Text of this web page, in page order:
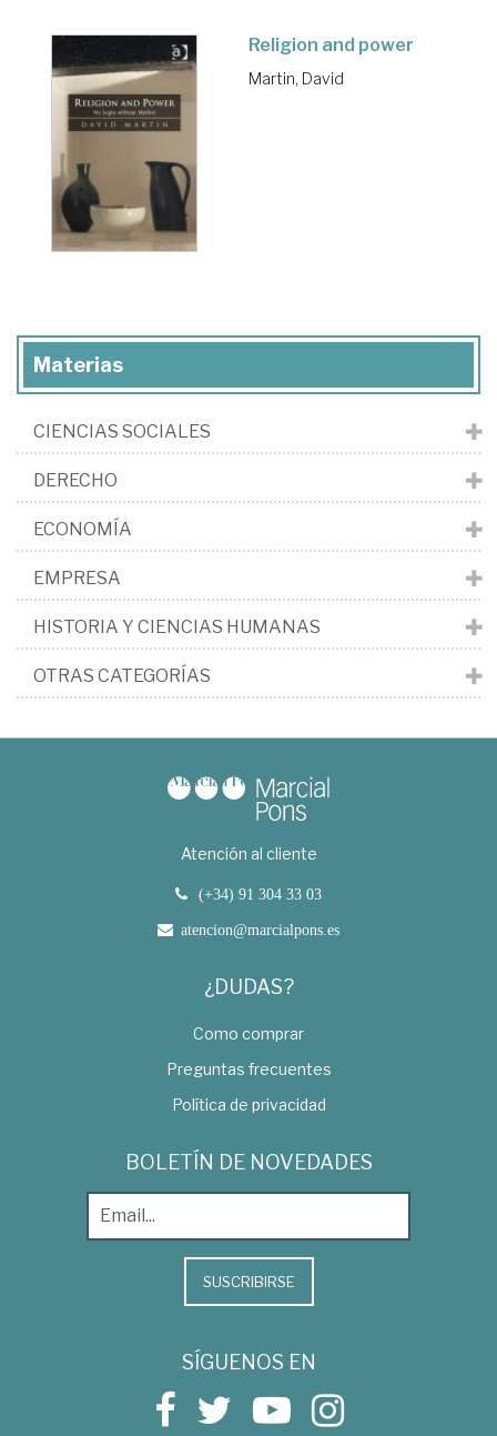
Religion and power
Martin, David
Materias
CIENCIAS SOCIALES
DERECHO
ECONOMÍA
EMPRESA
HISTORIA Y CIENCIAS HUMANAS
OTRAS CATEGORÍAS
Atención al cliente
(+34) 91 304 33 03
atencion@marcialpons.es
¿DUDAS?
Como comprar
Preguntas frecuentes
Política de privacidad
BOLETÍN DE NOVEDADES
SUSCRIBIRSE
SÍGUENOS EN